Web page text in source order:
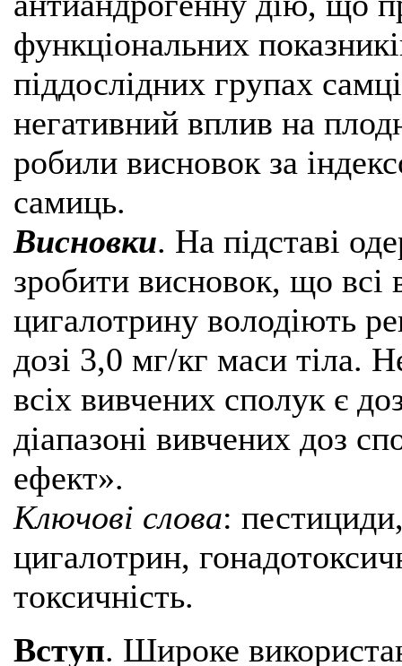
функціональних
піддослідних групах
негативний вплив на
робили висновок за
самиць.
Висновки. На підставі
зробити висновок, що всі
цигалотрину володіють
дозі 3,0 мг/кг маси тіла.
всіх вивчених сполук є
діапазоні вивчених доз
ефект».
Ключові слова:
цигалотрин,
токсичність.
Вступ. Широке